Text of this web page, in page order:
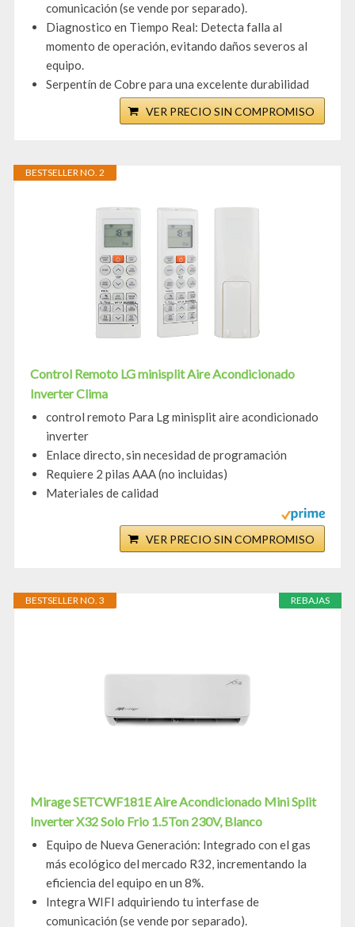
comunicación (se vende por separado).
Diagnostico en Tiempo Real: Detecta falla al
momento de operación, evitando daños severos al
equipo.
Serpentín de Cobre para una excelente durabilidad
VER PRECIO SIN COMPROMISO
BESTSELLER NO. 2
Control Remoto LG minisplit Aire Acondicionado
Inverter Clima
control remoto Para Lg minisplit aire acondicionado
inverter
Enlace directo, sin necesidad de programación
Requiere 2 pilas AAA (no incluidas)
Materiales de calidad
VER PRECIO SIN COMPROMISO
REBAJAS
BESTSELLER NO. 3
Mirage SETCWF181E Aire Acondicionado Mini Split
Inverter X32 Solo Frio 1.5Ton 230V, Blanco
Equipo de Nueva Generación: Integrado con el gas
más ecológico del mercado R32, incrementando la
eficiencia del equipo en un 8%.
Integra WIFI adquiriendo tu interfase de
comunicación (se vende por separado).